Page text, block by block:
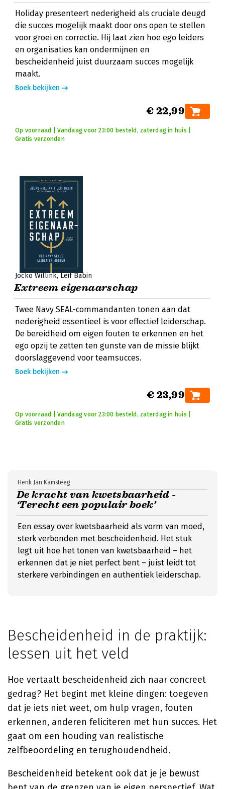
Holiday presenteert nederigheid als cruciale deugd
die succes mogelijk maakt door ons open te stellen
voor groei en correctie. Hij laat zien hoe ego leiders
en organisaties kan ondermijnen en
bescheidenheid juist duurzaam succes mogelijk
maakt.
Boek bekijken
€ 22,99
Op voorraad | Vandaag voor 23:00 besteld, zaterdag in huis |
Gratis verzonden
Jocko Willink Leif Babin
Extreem eigenaarschap
Twee Navy SEAL-commandanten tonen aan dat
nederigheid essentieel is voor effectief leiderschap.
De bereidheid om eigen fouten te erkennen en het
ego opzij te zetten ten gunste van de missie blijkt
doorslaggevend voor teamsucces.
Boek bekijken
€ 23,99
Op voorraad | Vandaag voor 23:00 besteld, zaterdag in huis |
Gratis verzonden
De kracht van kwetsbaarheid -
‘Terecht een populair boek’
Henk Jan Kamsteeg
Een essay over kwetsbaarheid als vorm van moed,
sterk verbonden met bescheidenheid. Het stuk
legt uit hoe het tonen van kwetsbaarheid – het
erkennen dat je niet perfect bent – juist leidt tot
sterkere verbindingen en authentiek leiderschap.
Bescheidenheid in de praktijk:
lessen uit het veld
Hoe vertaalt bescheidenheid zich naar concreet
gedrag? Het begint met kleine dingen: toegeven
dat je iets niet weet, om hulp vragen, fouten
erkennen, anderen feliciteren met hun succes. Het
gaat om een houding van realistische
zelfbeoordeling en terughoudendheid.
Bescheidenheid betekent ook dat je je bewust